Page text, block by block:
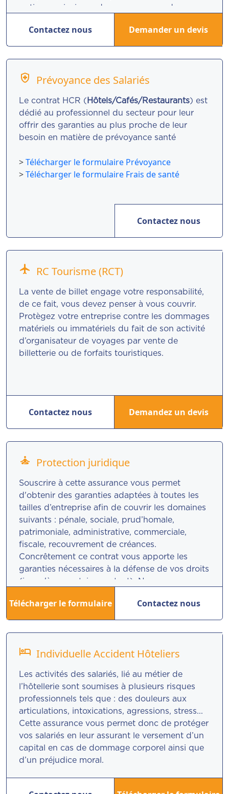
optiques, ainsi que des programmes de
Demander un devis
Contactez nous
health_and_safety Prévoyance des Salariés
Le contrat HCR ( Hôtels/Cafés/Restaurants) est
dédié au professionnel du secteur pour leur
offrir des garanties au plus proche de leur
besoin en matière de prévoyance santé
>Télécharger le formulaire Prévoyance
>Télécharger le formulaire Frais de santé
Contactez nous
flight RC Tourisme (RCT)
La vente de billet engage votre responsabilité,
de ce fait, vous devez penser à vous couvrir.
Protègez votre entreprise contre les dommages
matériels ou immatériels du fait de son activité
d’organisateur de voyages par vente de
billetterie ou de forfaits touristiques.
Demandez un devis
Contactez nous
self_improvement Protection juridique
Souscrire à cette assurance vous permet
d'obtenir des garanties adaptées à toutes les
tailles d’entreprise afin de couvrir les domaines
suivants : pénale, sociale, prud’homale,
patrimoniale, administrative, commerciale,
fiscale, recouvrement de créances.
Concrêtement ce contrat vous apporte les
garanties nécessaires à la défense de vos droits
(jusqu'à un certain montant). Nous couvrons
frais de justice...
Télécharger le formulaire Contactez nous
hotel Individuelle Accident Hôteliers
Les activités des salariés, lié au métier de
l’hôtellerie sont soumises à plusieurs risques
professionnels tels que : des douleurs aux
articulations, intoxications, agressions, stress...
Cette assurance vous permet donc de protéger
vos salariés en leur assurant le versement d’un
capital en cas de dommage corporel ainsi que
d’un préjudice moral.